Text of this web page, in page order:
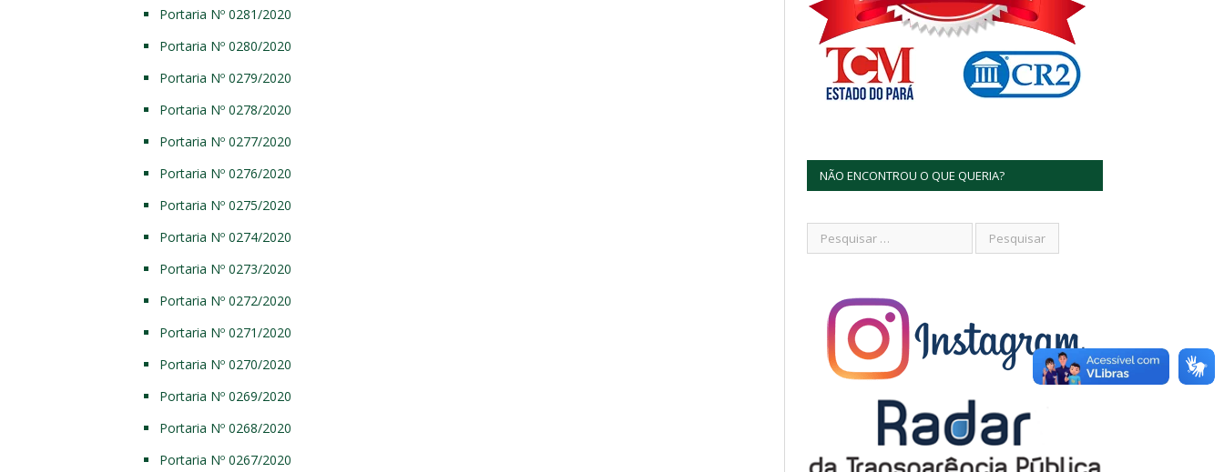
Portaria Nº 0281/2020
Portaria Nº 0280/2020
Portaria Nº 0279/2020
Portaria Nº 0278/2020
Portaria Nº 0277/2020
Portaria Nº 0276/2020
Portaria Nº 0275/2020
Portaria Nº 0274/2020
Portaria Nº 0273/2020
Portaria Nº 0272/2020
Portaria Nº 0271/2020
Portaria Nº 0270/2020
Portaria Nº 0269/2020
Portaria Nº 0268/2020
Portaria Nº 0267/2020
NÃO ENCONTROU O QUE QUERIA?